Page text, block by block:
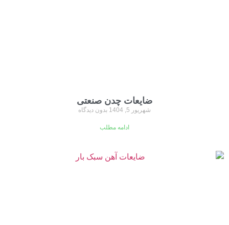
ضایعات چدن صنعتی
شهریور 5, 1404 بدون دیدگاه
ادامه مطلب